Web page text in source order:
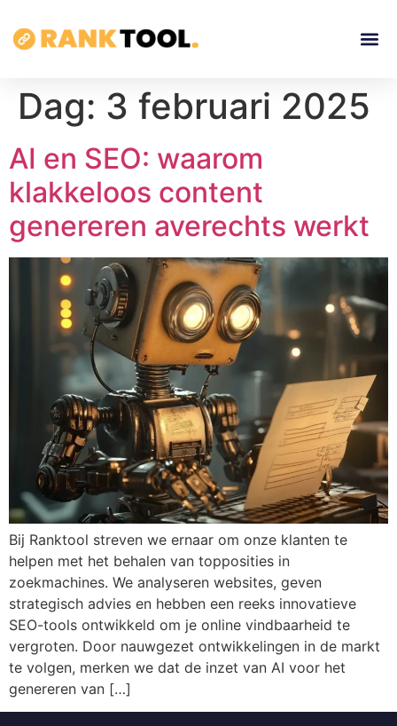
Dag: 3 februari 2025
AI en SEO: waarom
klakkeloos content
genereren averechts werkt
Bij Ranktool streven we ernaar om onze klanten te
helpen met het behalen van topposities in
zoekmachines. We analyseren websites, geven
strategisch advies en hebben een reeks innovatieve
SEO-tools ontwikkeld om je online vindbaarheid te
vergroten. Door nauwgezet ontwikkelingen in de markt
te volgen, merken we dat de inzet van AI voor het
genereren van […]